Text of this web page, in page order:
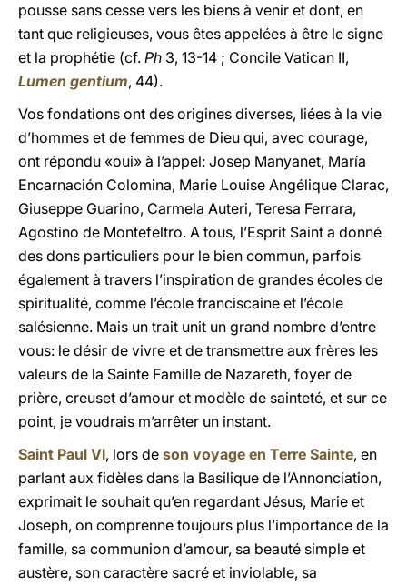
pousse sans cesse vers les biens à venir et dont, en
tant que religieuses, vous êtes appelées à être le signe
et la prophétie (cf. Ph 3, 13-14 ; Concile Vatican II,
Lumen gentium, 44).
Vos fondations ont des origines diverses, liées à la vie
d’hommes et de femmes de Dieu qui, avec courage,
ont répondu «oui» à l’appel: Josep Manyanet, María
Encarnación Colomina, Marie Louise Angélique Clarac,
Giuseppe Guarino, Carmela Auteri, Teresa Ferrara,
Agostino de Montefeltro. A tous, l’Esprit Saint a donné
des dons particuliers pour le bien commun, parfois
également à travers l’inspiration de grandes écoles de
spiritualité, comme l’école franciscaine et l’école
salésienne. Mais un trait unit un grand nombre d’entre
vous: le désir de vivre et de transmettre aux frères les
valeurs de la Sainte Famille de Nazareth, foyer de
prière, creuset d’amour et modèle de sainteté, et sur ce
point, je voudrais m’arrêter un instant.
Saint Paul VI, lors de son voyage en Terre Sainte, en
parlant aux fidèles dans la Basilique de l’Annonciation,
exprimait le souhait qu’en regardant Jésus, Marie et
Joseph, on comprenne toujours plus l’importance de la
famille, sa communion d’amour, sa beauté simple et
austère, son caractère sacré et inviolable, sa